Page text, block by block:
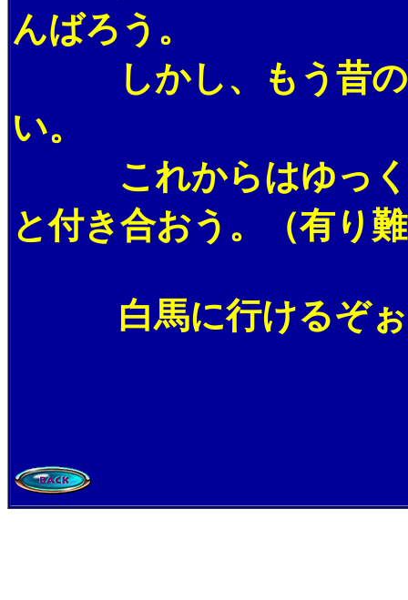
んばろう。
しかし、もう昔のよ
い。
これからはゆっくり
と付き合おう。（有り
白馬に行けるぞぉ